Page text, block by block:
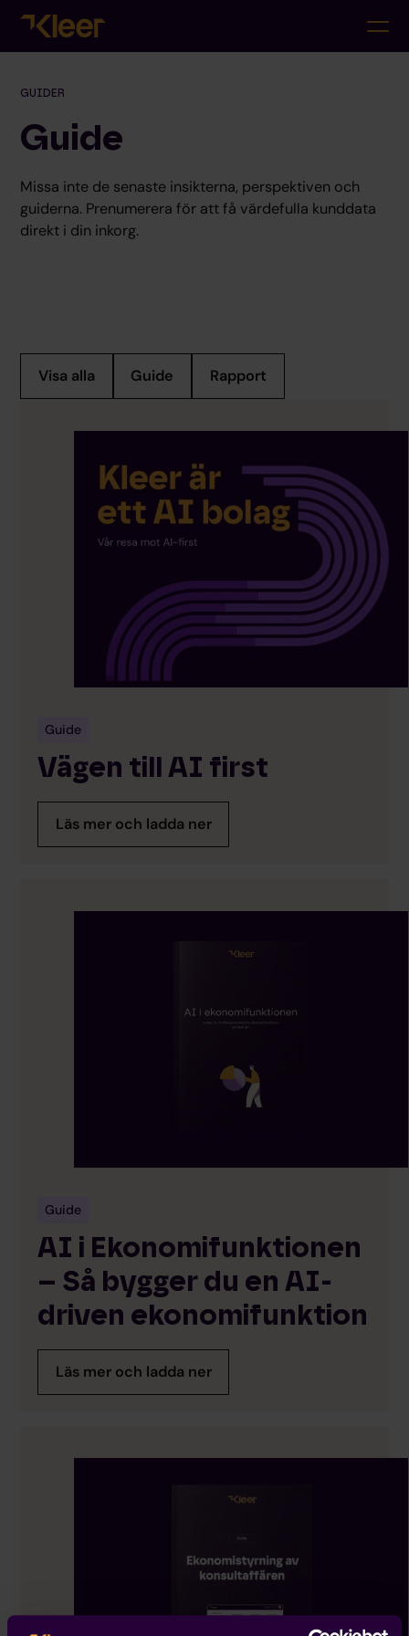
GUIDER
Guide
Missa inte de senaste insikterna, perspektiven och
guiderna. Prenumerera för att få värdefulla kunddata
direkt i din inkorg.
Visa alla Guide Rapport
Guide
Vägen till AI first
Läs mer och ladda ner
Guide
AI i Ekonomifunktionen
– Så bygger du en AI-
driven ekonomifunktion
Läs mer och ladda ner